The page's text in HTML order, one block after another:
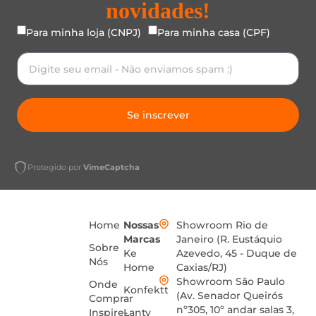
novidades!
Para minha loja (CNPJ) Para minha casa (CPF)
Se inscrever
Protegido por VimeCaptcha
Home
Sobre
Nós
Onde
Comprar
Inspire-
Nossas
Marcas
Ke
Home
Konfektt
Lanty
Showroom Rio de
Janeiro (R. Eustáquio
Azevedo, 45 - Duque de
Caxias/RJ)
Showroom São Paulo
(Av. Senador Queirós
nº305, 10º andar salas 3,